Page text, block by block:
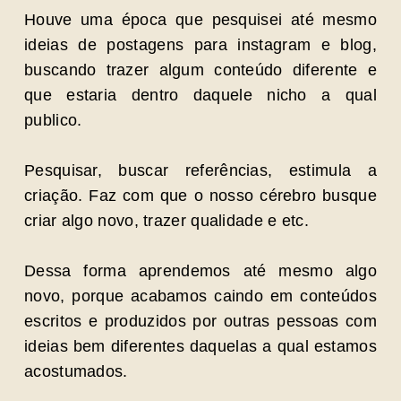
Houve uma época que pesquisei até mesmo
ideias de postagens para instagram e blog,
buscando trazer algum conteúdo diferente e
que estaria dentro daquele nicho a qual
publico.
Pesquisar, buscar referências, estimula a
criação. Faz com que o nosso cérebro busque
criar algo novo, trazer qualidade e etc.
Dessa forma aprendemos até mesmo algo
novo, porque acabamos caindo em conteúdos
escritos e produzidos por outras pessoas com
ideias bem diferentes daquelas a qual estamos
acostumados.